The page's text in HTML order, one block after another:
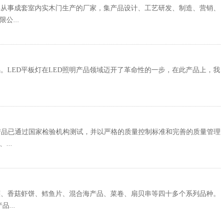
事成套室内实木门生产的厂家，集产品设计、工艺研发、制造、营销、
公...
LED平板灯在LED照明产品领域迈开了革命性的一步，在此产品上，我
已通过国家检验机构测试，并以严格的质量控制标准和完善的质量管理
...
香菇虾饼、鳕鱼片、混合海产品、菜卷、扇贝串等四十多个系列品种。
品...